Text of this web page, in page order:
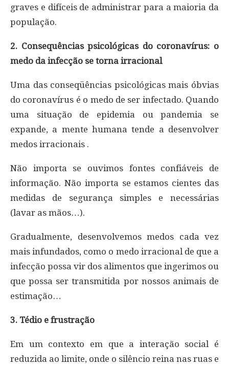
graves e difíceis de administrar para a maioria da
população.
2. Consequências psicológicas do coronavírus: o
medo da infecção se torna irracional
Uma das conseqüências psicológicas mais óbvias
do coronavírus é o medo de ser infectado. Quando
uma situação de epidemia ou pandemia se
expande, a mente humana tende a desenvolver
medos irracionais .
Não importa se ouvimos fontes confiáveis ​​de
informação. Não importa se estamos cientes das
medidas de segurança simples e necessárias
(lavar as mãos…).
Gradualmente, desenvolvemos medos cada vez
mais infundados, como o medo irracional de que a
infecção possa vir dos alimentos que ingerimos ou
que possa ser transmitida por nossos animais de
estimação…
3. Tédio e frustração
Em um contexto em que a interação social é
reduzida ao limite, onde o silêncio reina nas ruas e